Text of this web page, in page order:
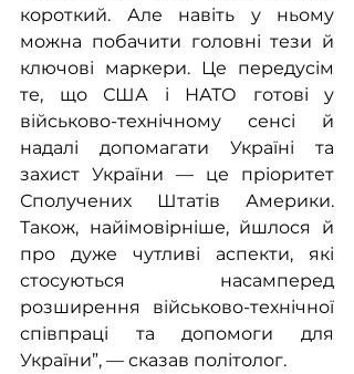
короткий. Але навіть у ньому
можна побачити головні тези й
ключові маркери. Це передусім
те, що США і НАТО готові у
військово-технічному сенсі й
надалі допомагати Україні та
захист України — це пріоритет
Сполучених Штатів Америки.
Також, найімовірніше, йшлося й
про дуже чутливі аспекти, які
стосуються насамперед
розширення військово-технічної
співпраці та допомоги для
України”, — сказав політолог.